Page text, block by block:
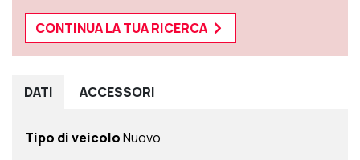
CONTINUA LA TUA RICERCA
DATI ACCESSORI
Tipo di veicoloNuovo